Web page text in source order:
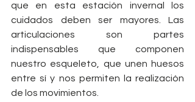
que en esta estación invernal los
cuidados deben ser mayores. Las
articulaciones son partes
indispensables que componen
nuestro esqueleto, que unen huesos
entre sí y nos permiten la realización
de los movimientos.